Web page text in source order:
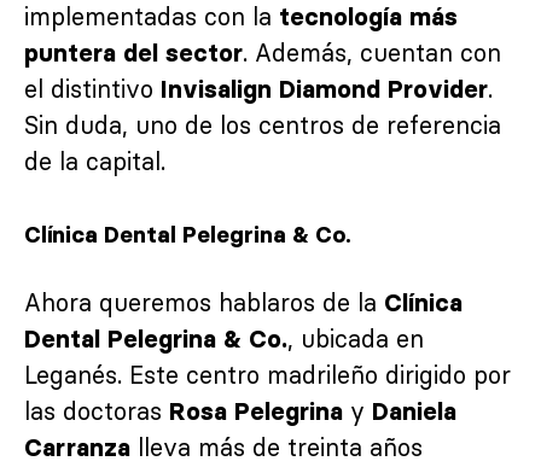
implementadas con la tecnología más
puntera del sector. Además, cuentan con
el distintivo Invisalign Diamond Provider.
Sin duda, uno de los centros de referencia
de la capital.
Clínica Dental Pelegrina & Co.
Ahora queremos hablaros de la Clínica
Dental Pelegrina & Co., ubicada en
Leganés. Este centro madrileño dirigido por
las doctoras Rosa Pelegrina y Daniela
Carranza lleva más de treinta años